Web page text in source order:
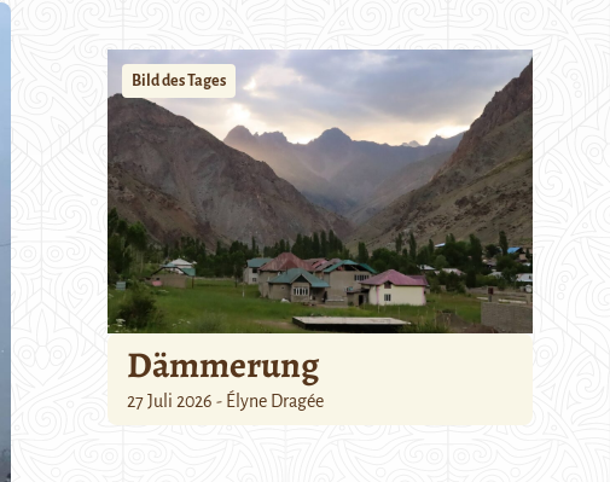
Bild des Tages
Dämmerung
27 Juli 2026 - Élyne Dragée